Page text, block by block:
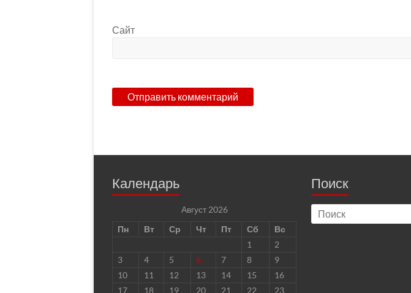
Сайт
Календарь
Август 2026
Пн
Вт Ср Чт Пт Сб
Вс
1
2
3
4 5 6 7 8
9
10
11 12 13 14 15
16
17
18 19 20 21 22 23
Поиск